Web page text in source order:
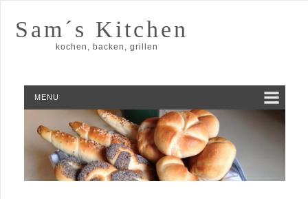
Sam´s Kitchen
kochen, backen, grillen
MENU